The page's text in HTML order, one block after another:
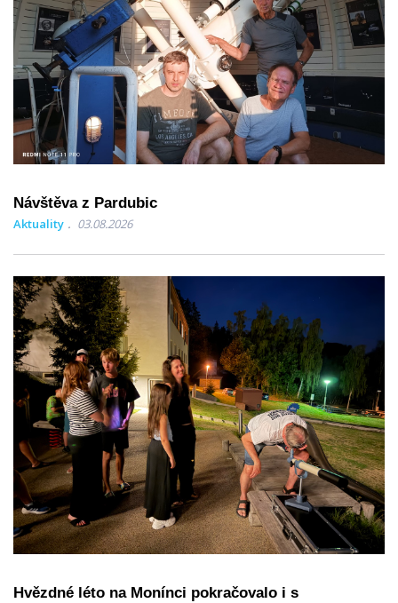
Návštěva z Pardubic
Aktuality 03.08.2026
Hvězdné léto na Monínci pokračovalo i s